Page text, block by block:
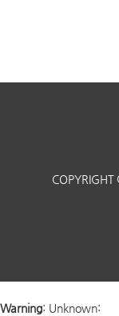
COPYRIGHT
Warning: Unknown: